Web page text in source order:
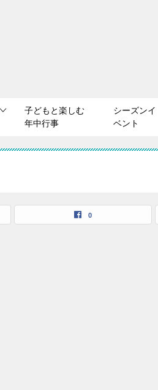
子どもと楽しむ
年中行事
シーズンイ
ベント
0